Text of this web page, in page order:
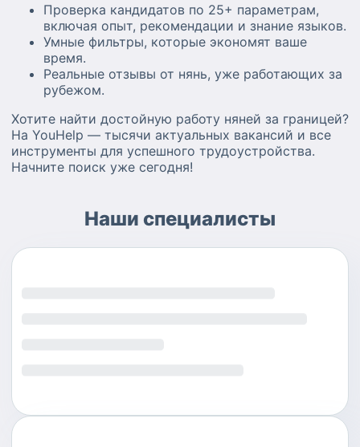
Проверка кандидатов по 25+ параметрам,
включая опыт, рекомендации и знание языков.
Умные фильтры, которые экономят ваше
время.
Реальные отзывы от нянь, уже работающих за
рубежом.
Хотите найти достойную работу няней за границей?
На YouHelp — тысячи актуальных вакансий и все
инструменты для успешного трудоустройства.
Начните поиск уже сегодня!
Наши специалисты